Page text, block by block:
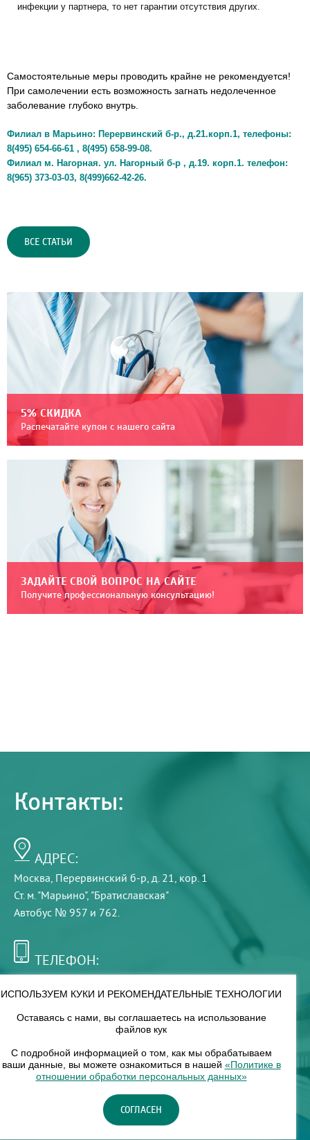
инфекции у партнера, то нет гарантии отсутствия других.
Самостоятельные меры проводить крайне не рекомендуется!
При самолечении есть возможность загнать недолеченное
заболевание глубоко внутрь.
Филиал в Марьино: Перервинский б-р., д.21.корп.1, телефоны:
8(495) 654-66-61 , 8(495) 658-99-08.
Филиал м. Нагорная. ул. Нагорный б-р , д.19. корп.1. телефон:
8(965) 373-03-03, 8(499)662-42-26.
ВСЕ СТАТЬИ
5% СКИДКА
Распечатайте купон с нашего сайта
ЗАДАЙТЕ СВОЙ ВОПРОС НА САЙТЕ
Получите профессиональную консультацию!
Контакты:
АДРЕС:
Москва, Перервинский б-р, д. 21, кор. 1
Ст. м. "Марьино", "Братиславская"
Автобус № 957 и 762.
ТЕЛЕФОН:
РЕЖИМ РАБОТЫ:
8 — 18
НАШ ФИЛИАЛ:
Москва, м. Нагорное, Нагорный б-р, д. 19, кор. 1
ИСПОЛЬЗУЕМ КУКИ И РЕКОМЕНДАТЕЛЬНЫЕ ТЕХНОЛОГИИ
Оставаясь с нами, вы соглашаетесь на использование
файлов кук
С подробной информацией о том, как мы обрабатываем
ваши данные, вы можете ознакомиться в нашей «Политике в
отношении обработки персональных данных»
СОГЛАСЕН